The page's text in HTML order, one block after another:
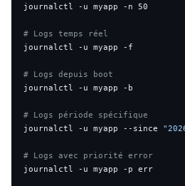
journalctl -u myapp -n 50
# Logs temps réel
journalctl -u myapp -f
# Logs depuis boot
journalctl -u myapp -b
# Logs période spécifique
journalctl -u myapp --since
# Logs avec priorité error
journalctl -u myapp -p err